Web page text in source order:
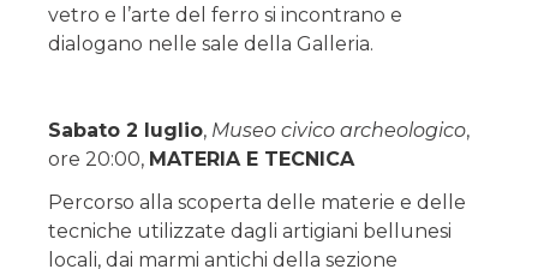
vetro e l’arte del ferro si incontrano e
dialogano nelle sale della Galleria.
Sabato 2 luglio, Museo civico archeologico,
ore 20:00, MATERIA E TECNICA
Percorso alla scoperta delle materie e delle
tecniche utilizzate dagli artigiani bellunesi
locali, dai marmi antichi della sezione